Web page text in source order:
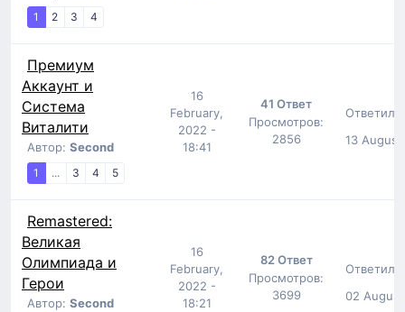
1 2 3 4
Премиум
Аккаунт и
Система
Виталити
Автор: Second
1 ... 3 4 5
16
February,
2022 -
18:41
41 Ответ
Просмотров:
2856
Ответил:
13
Remastered:
Великая
Олимпиада и
Герои
Автор: Second
16
February,
2022 -
18:21
82 Ответ
Просмотров:
3699
Ответил:
02